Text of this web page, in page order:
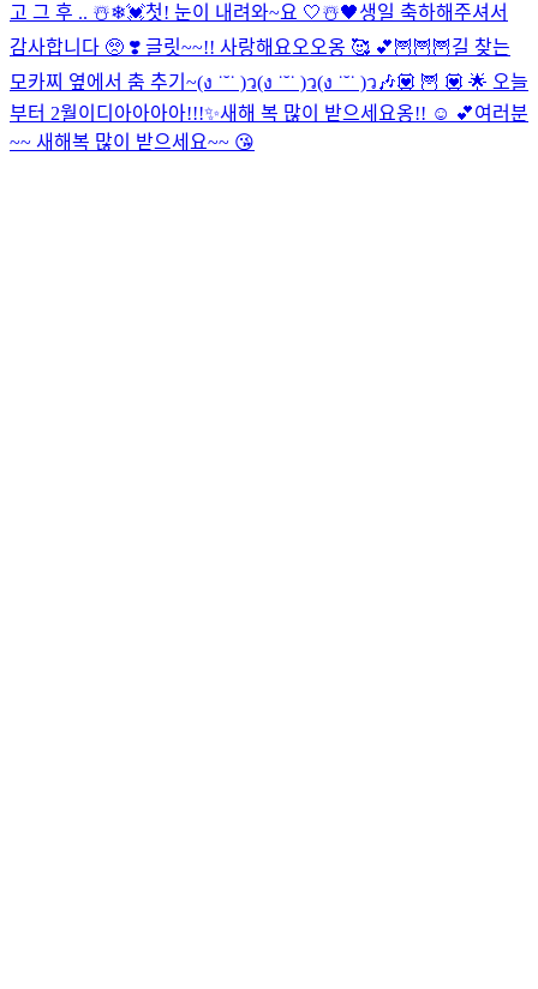
고 그 후 .. ☃️❄💓첫! 눈이 내려와~요 🤍☃️🖤생일 축하해주셔서
감사합니다 🥺 ❣️ 글릿~~!! 사랑해요오오옹 🥰 💕🦉🦉🦉길 찾는
모카찌 옆에서 춤 추기~(ง ˙˘˙ )ว(ง ˙˘˙ )ว(ง ˙˘˙ )ว🎶💟 🦉 💟 🌟 오늘
부터 2월이디아아아아!!!✨새해 복 많이 받으세요옹!! ☺️ 💕여러분
~~ 새해복 많이 받으세요~~ 😘